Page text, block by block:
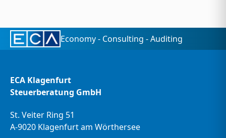
Economy - Consulting - Auditing
ECA Klagenfurt
Steuerberatung GmbH
St. Veiter Ring 51
A-9020 Klagenfurt am Wörthersee